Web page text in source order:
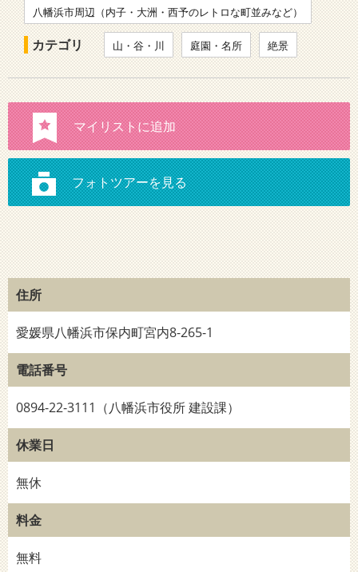
八幡浜市周辺（内子・大洲・西予のレトロな町並みなど）
カテゴリ 山・谷・川 庭園・名所 絶景
住所
愛媛県八幡浜市保内町宮内8-265-1
電話番号
0894-22-3111（八幡浜市役所 建設課）
休業日
無休
料金
無料